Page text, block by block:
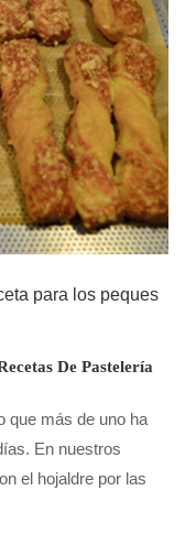
para los peques
De Pastelería
que más de uno ha
En nuestros
el hojaldre por las